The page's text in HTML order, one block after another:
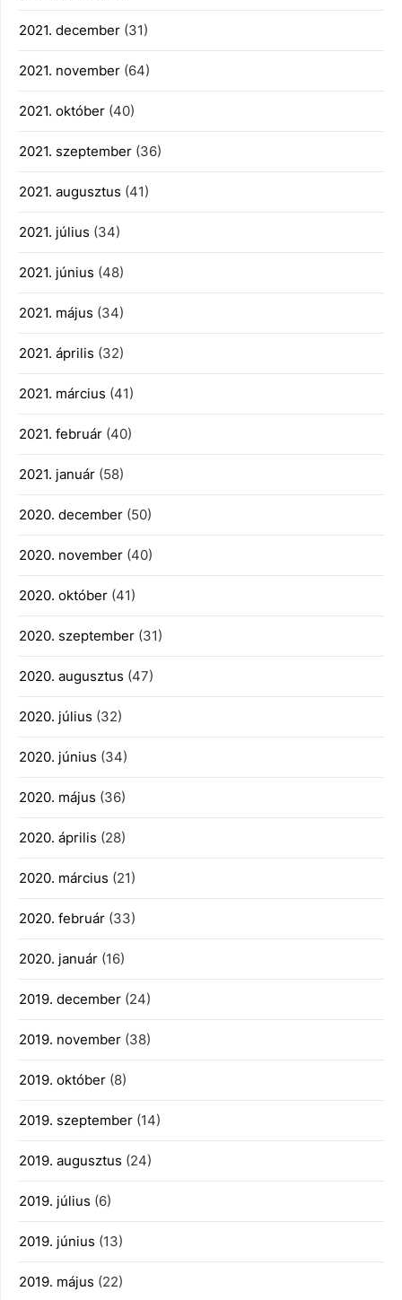
2021. december (31)
2021. november (64)
2021. október (40)
2021. szeptember (36)
2021. augusztus (41)
2021. július (34)
2021. június (48)
2021. május (34)
2021. április (32)
2021. március (41)
2021. február (40)
2021. január (58)
2020. december (50)
2020. november (40)
2020. október (41)
2020. szeptember (31)
2020. augusztus (47)
2020. július (32)
2020. június (34)
2020. május (36)
2020. április (28)
2020. március (21)
2020. február (33)
2020. január (16)
2019. december (24)
2019. november (38)
2019. október (8)
2019. szeptember (14)
2019. augusztus (24)
2019. július (6)
2019. június (13)
2019. május (22)